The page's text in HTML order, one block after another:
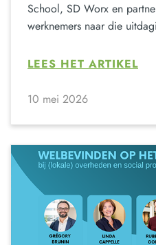
School, SD Worx en
werknemers naar die
LEES HET ARTIKEL
10 mei 2026